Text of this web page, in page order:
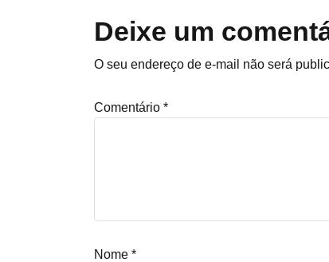
Deixe um
O seu endereço de e-mail não será
Comentário *
Nome *